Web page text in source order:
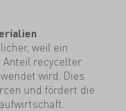
weil ein
recycelter
wird. Dies
und fördert die